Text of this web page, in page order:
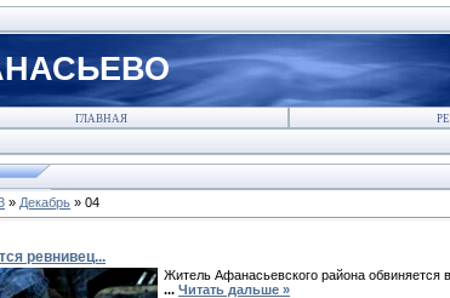
ГЛАВНАЯ
» Декабрь » 04
ревнивец...
Житель Афанасьевского района обвиняется
... Читать дальше »